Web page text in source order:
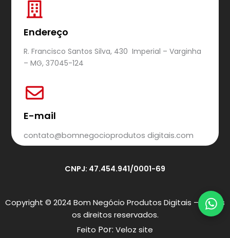
Endereço
R. Francisco Santos Silva, 430 Imperial – Varginha
– MG, 37045-124
E-mail
contato@bomnegocioprodutos digitais.com
CNPJ: 47.454.941/0001-69
Copyright © 2024 Bom Negócio Produtos Digitais – Todos
os direitos reservados.
Feito Por: Veloz site